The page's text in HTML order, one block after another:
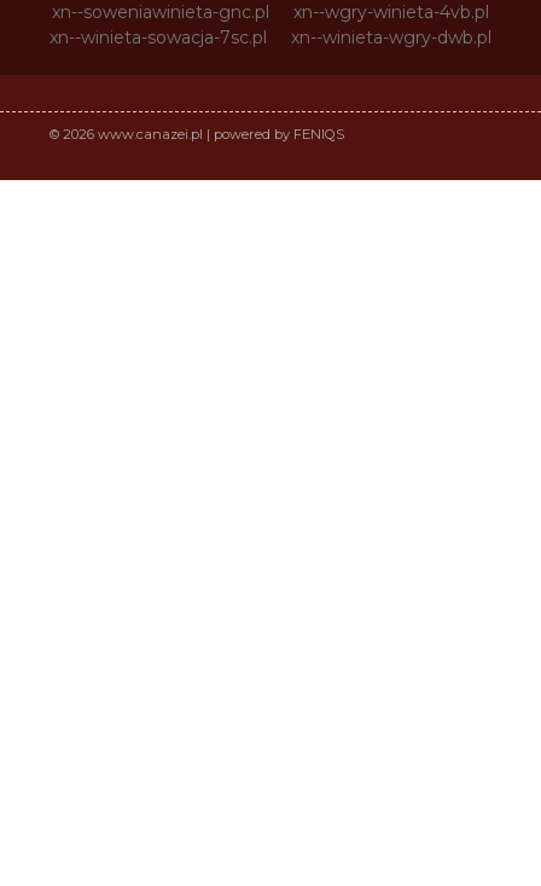
xn--soweniawinieta-gnc.pl
xn--wgry-winieta-4vb.pl
xn--winieta-sowacja-7sc.pl
xn--winieta-wgry-dwb.pl
© 2026 www.canazei.pl | powered by FENIQS